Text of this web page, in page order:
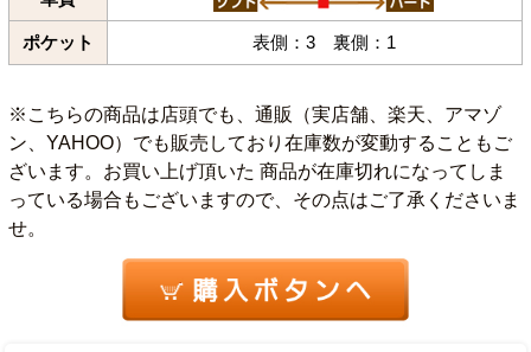
ポケット 表側：3 裏側：1
※こちらの商品は店頭でも、通販（実店舗、楽天、アマゾ
ン、YAHOO）でも販売しており在庫数が変動することもご
ざいます。お買い上げ頂いた 商品が在庫切れになってしま
っている場合もございますので、その点はご了承くださいま
せ。